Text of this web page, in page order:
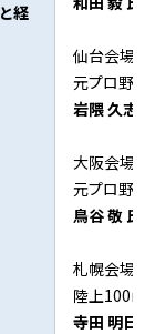
経
仙台会場：
元プロ野
岩隈 久志
大阪会場：
元プロ野
鳥谷 敬 氏
札幌会場：
陸上100m
寺田 明日